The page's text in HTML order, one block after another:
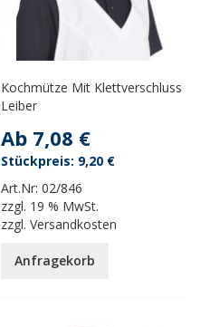
Kochmütze Mit Klettverschluss
Leiber
Ab 7,08 €
Art.Nr:02/846
zzgl. 19 % MwSt.
zzgl.Versandkosten
9,20 €
Anfragekorb